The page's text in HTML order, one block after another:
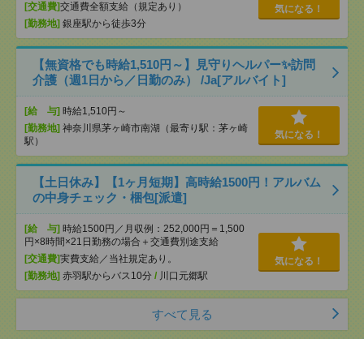
[交通費]交通費全額支給（規定あり）
[勤務地] 銀座駅から徒歩3分
気になる！
【無資格でも時給1,510円～】見守りヘルパー✨訪問
介護（週1日から／日勤のみ） /Ja[アルバイト]
[給 与] 時給1,510円～
[勤務地] 神奈川県茅ヶ崎市南湖（最寄り駅：茅ヶ崎
駅）
気になる！
【土日休み】【1ヶ月短期】高時給1500円！アルバム
の中身チェック・梱包[派遣]
[給 与] 時給1500円／月収例：252,000円＝1,500
円×8時間×21日勤務の場合＋交通費別途支給
[交通費]実費支給／当社規定あり。
[勤務地] 赤羽駅からバス10分 / 川口元郷駅
気になる！
すべて見る